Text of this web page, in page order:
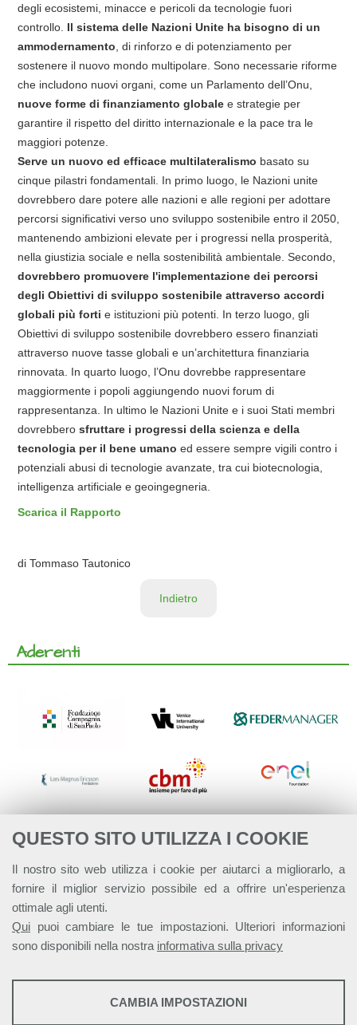
QUESTO SITO UTILIZZA I COOKIE
Il nostro sito web utilizza i cookie per aiutarci a migliorarlo, a
fornire il miglior servizio possibile ed a offrire un'esperienza
ottimale agli utenti.
Qui puoi cambiare le tue impostazioni. Ulteriori informazioni
sono disponibili nella nostra informativa sulla privacy
STATISTICHE
CAMBIA IMPOSTAZIONI
degli ecosistemi, minacce e pericoli ​​da tecnologie fuori
controllo. Il sistema delle Nazioni Unite ha bisogno di un
ammodernamento , di rinforzo e di potenziamento per
sostenere il nuovo mondo multipolare. Sono necessarie riforme
che includono nuovi organi, come un Parlamento dell’Onu,
nuove forme di finanziamento globale e strategie per
garantire il rispetto del diritto internazionale e la pace tra le
maggiori potenze.
Serve un nuovo ed efficace multilateralismo basato su
cinque pilastri fondamentali. In primo luogo, le Nazioni unite
dovrebbero dare potere alle nazioni e alle regioni per adottare
percorsi significativi verso uno sviluppo sostenibile entro il 2050,
mantenendo ambizioni elevate per i progressi nella prosperità,
nella giustizia sociale e nella sostenibilità ambientale. Secondo,
dovrebbero promuovere l'implementazione dei percorsi
degli Obiettivi di sviluppo sostenibile attraverso accordi
globali più forti e istituzioni più potenti. In terzo luogo, gli
Obiettivi di sviluppo sostenibile dovrebbero essero finanziati
attraverso nuove tasse globali e un’architettura finanziaria
rinnovata. In quarto luogo, l’Onu dovrebbe rappresentare
maggiormente i popoli aggiungendo nuovi forum di
rappresentanza. In ultimo le Nazioni Unite e i suoi Stati membri
dovrebbero sfruttare i progressi della scienza e della
tecnologia per il bene umano ed essere sempre vigili contro i
potenziali abusi di tecnologie avanzate, tra cui biotecnologia,
intelligenza artificiale e geoingegneria.
Scarica il Rapporto
di Tommaso Tautonico
Indietro
Aderenti
Alleanza Italiana per lo Sviluppo Sostenibile - ASviS